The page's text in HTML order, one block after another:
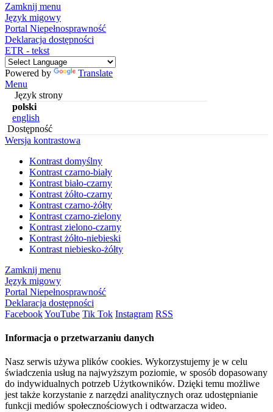
Zamknij menu
Język migowy
Portal Niepełnosprawność
Deklaracja dostępności
ETR - tekst
Powered by
Translate
Menu
Język strony
polski
english
Dostępność
Wersja kontrastowa
Kontrast domyślny
Kontrast czarno-biały
Kontrast biało-czarny
Kontrast żółto-czarny
Kontrast czarno-żółty
Kontrast czarno-zielony
Kontrast zielono-czarny
Kontrast żółto-niebieski
Kontrast niebiesko-żółty
Zamknij menu
Język migowy
Portal Niepełnosprawność
Deklaracja dostępności
FacebookYouTube Tik Tok Instagram RSS
Informacja o przetwarzaniu danych
Nasz serwis używa plików cookies. Wykorzystujemy je w celu
świadczenia usług na najwyższym poziomie, w sposób dopasowany
do indywidualnych potrzeb Użytkowników. Dzięki temu możliwe
jest także korzystanie z narzędzi analitycznych oraz udostępnianie
funkcji mediów społecznościowych i odtwarzacza wideo.